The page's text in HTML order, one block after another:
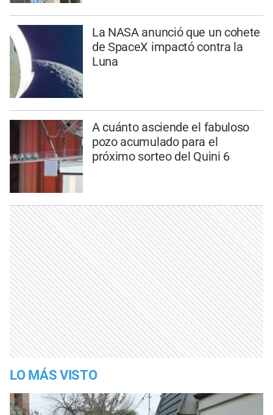
La NASA anunció que un cohete
de SpaceX impactó contra la
Luna
A cuánto asciende el fabuloso
pozo acumulado para el
próximo sorteo del Quini 6
LO MÁS VISTO